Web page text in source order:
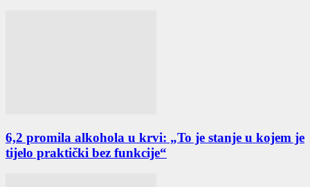
6,2 promila alkohola u krvi: „To je stanje u kojem je
tijelo praktički bez funkcije“